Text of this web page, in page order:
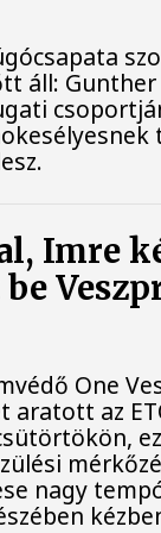
áll:
Imre
One
aratott az
nagy